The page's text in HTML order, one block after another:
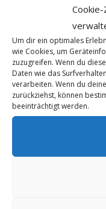
Um dir ein optimales
wie Cookies, um
zuzugreifen. Wenn du
Daten wie das
verarbeiten. Wenn du
zurückziehst, können
beeinträchtigt werden.
40 Jahre